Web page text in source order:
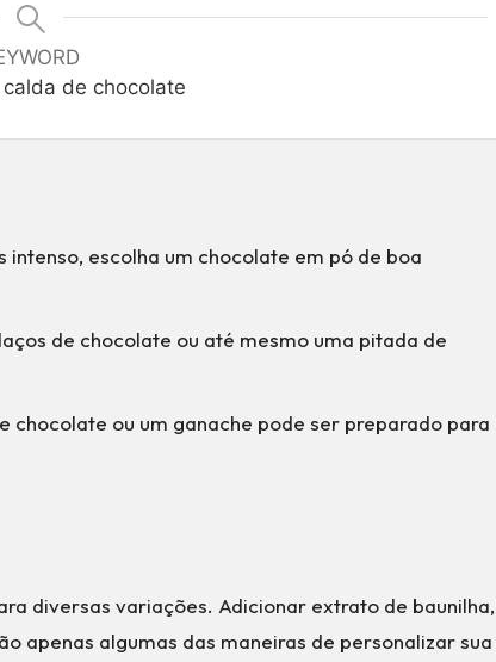
de chocolate
intenso, escolha um chocolate em pó de boa
de chocolate ou até mesmo uma pitada de
chocolate ou um ganache pode ser preparado para
diversas variações. Adicionar extrato de baunilha,
apenas algumas das maneiras de personalizar sua